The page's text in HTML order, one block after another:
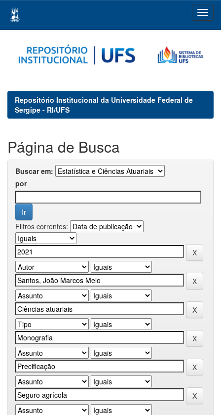
navigation
Repositório Institucional da Universidade Federal de
Sergipe - RI/UFS
Página de Busca
Buscar em:
por
Filtros correntes: